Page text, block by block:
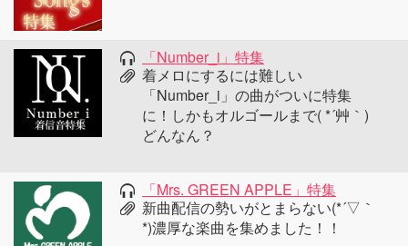
「Number_i」特集
着メロにするには難しい
「Number_i」の曲がついに特集
に！しかもオルゴールまで( *´艸｀)
どんなん？
「Mrs. GREEN APPLE」特集
新曲配信の勢いがとまらない(*´▽｀
*)濃厚な楽曲を集めました！！